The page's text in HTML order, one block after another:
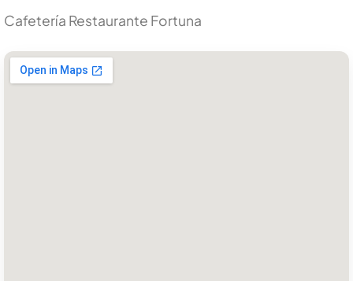
Cafetería Restaurante Fortuna